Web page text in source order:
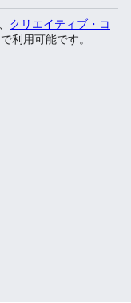
クリエイティブ・コ
利用可能です。